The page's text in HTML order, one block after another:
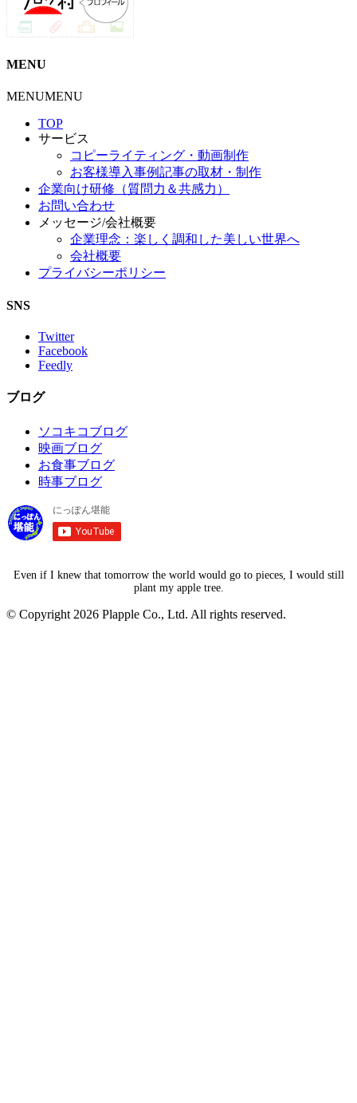
MENU
MENUMENU
TOP
サービス
コピーライティング・動画制作
お客様導入事例記事の取材・制作
企業向け研修（質問力＆共感力）
お問い合わせ
メッセージ/会社概要
企業理念：楽しく調和した美しい世界へ
会社概要
プライバシーポリシー
SNS
Twitter
Facebook
Feedly
ブログ
ソコキコブログ
映画ブログ
お食事ブログ
時事ブログ
Even if I knew that tomorrow the world would go to pieces, I would still
plant my apple tree.
© Copyright 2026 Plapple Co., Ltd. All rights reserved.